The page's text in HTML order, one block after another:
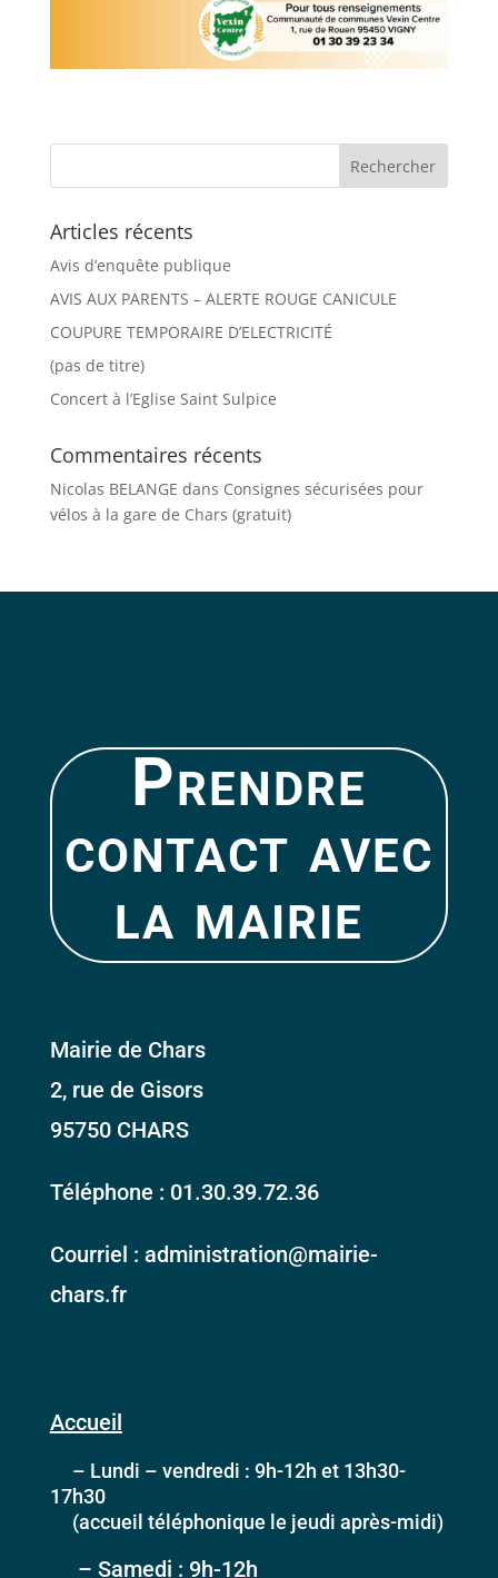
Articles récents
Avis d’enquête publique
AVIS AUX PARENTS – ALERTE ROUGE CANICULE
COUPURE TEMPORAIRE D’ELECTRICITÉ
(pas de titre)
Concert à l’Eglise Saint Sulpice
Commentaires récents
Nicolas BELANGE dans Consignes sécurisées pour
vélos à la gare de Chars (gratuit)
Prendre
contact avec
la mairie
Mairie de Chars
2, rue de Gisors
95750 CHARS
Téléphone : 01.30.39.72.36
Courriel : administration@mairie-
chars.fr
Accueil
– Lundi – vendredi : 9h-12h et 13h30-
17h30
(accueil téléphonique le jeudi après-midi)
– Samedi : 9h-12h